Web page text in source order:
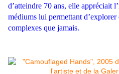
d’atteindre 70 ans, elle appréciait
médiums lui permettant d’explorer
complexes que jamais.